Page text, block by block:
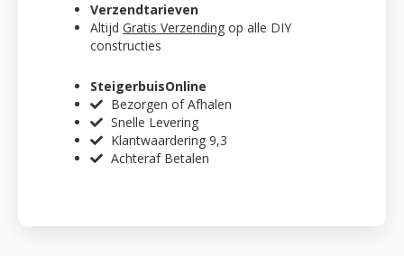
Verzendtarieven
Altijd Gratis Verzending op alle DIY
constructies
SteigerbuisOnline
Bezorgen of Afhalen
Snelle Levering
Klantwaardering 9,3
Achteraf Betalen